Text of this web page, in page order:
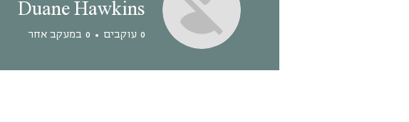
Duane Hawkins
0 עוקבים 0 במעקב אחר